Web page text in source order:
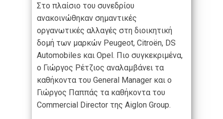
Στο πλαίσιο του συνεδρίου
ανακοινώθηκαν σημαντικές
οργανωτικές αλλαγές στη διοικητική
δομή των μαρκών Peugeot, Citroën, DS
Automobiles και Opel. Πιο συγκεκριμένα,
ο Γιώργος Ρέτζιος αναλαμβάνει τα
καθήκοντα του General Manager και ο
Γιώργος Παππάς τα καθήκοντα του
Commercial Director της Aiglon Group.